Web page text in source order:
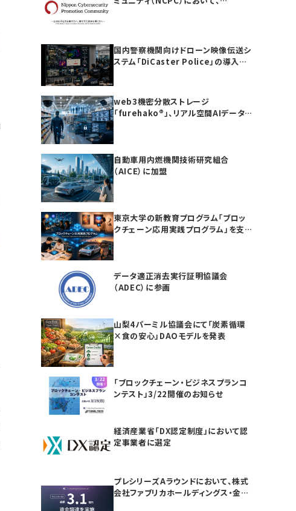
国内警察機関向けドローン映像伝送シ
ステム「DiCaster Police」の導入を
web3機密分散ストレージ
「furehako®」、リアル空間AIデータ
自動車用内燃機関技術研究組合
（AICE）に加盟
東京大学の新教育プログラム「ブロッ
クチェーン応用実践プログラム」を支
データ適正消去実行証明協議会
（ADEC）に参画
山梨4パーミル協議会にて「炭素循環
×食の安心」DAOモデルを発表
「ブロックチェーン・ビジネスプランコ
ンテスト」3/22開催のお知らせ
経済産業省「DX認定制度」において認
定事業者に選定
プレシリーズAラウンドにおいて、株式
会社ファブリカホールディングス・金融